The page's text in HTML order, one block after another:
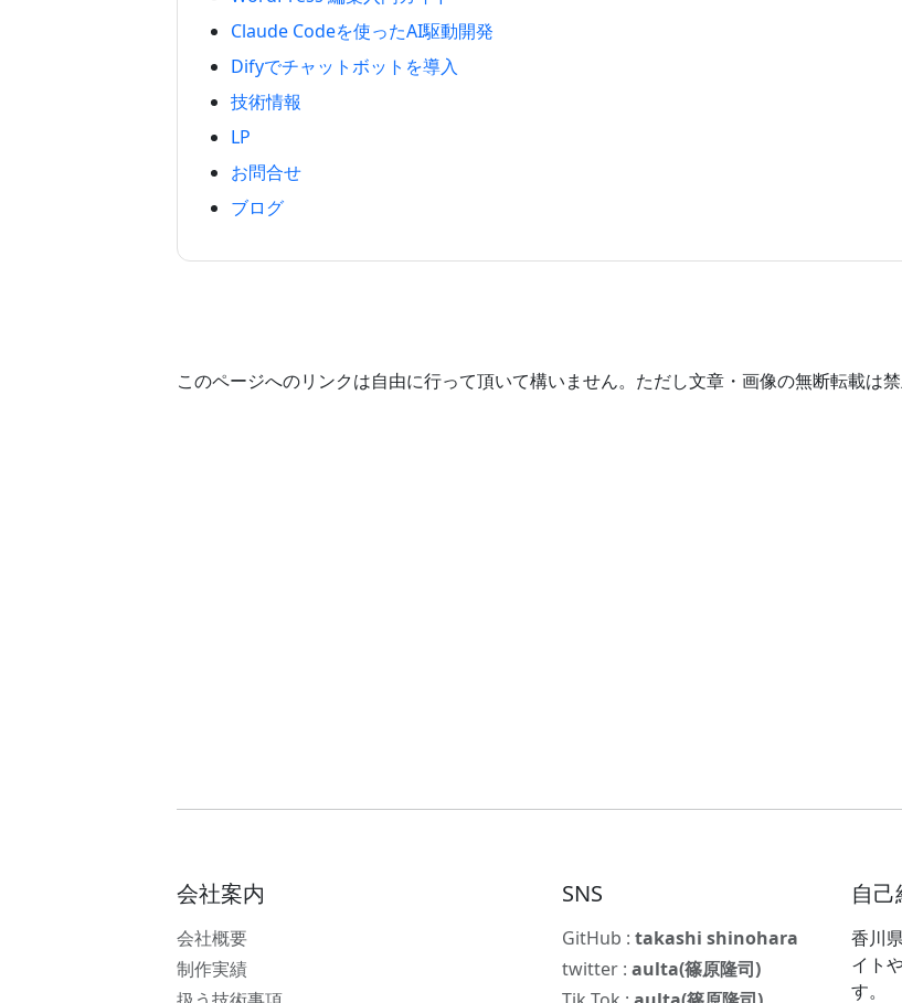
Claude Codeを使ったAI駆動開発
Difyでチャットボットを導入
技術情報
LP
お問合せ
ブログ
このページへのリンクは自由に行って頂いて構いません。ただし文章・画像の無断転載は禁
会社案内
会社概要
制作実績
SNS
GitHub :takashi shinohara
twitter :aulta(篠原隆司)
自己
香川
イト
す。